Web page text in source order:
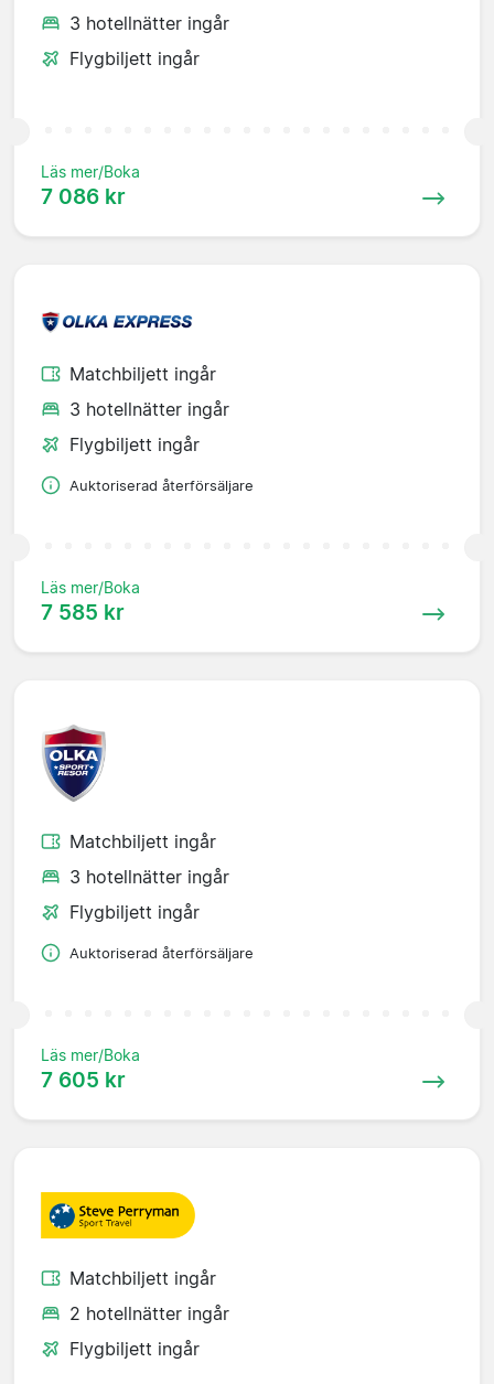
3 hotellnätter ingår
Flygbiljett ingår
Läs mer/Boka
7 086 kr
Matchbiljett ingår
3 hotellnätter ingår
Flygbiljett ingår
Auktoriserad återförsäljare
Läs mer/Boka
7 585 kr
Matchbiljett ingår
3 hotellnätter ingår
Flygbiljett ingår
Auktoriserad återförsäljare
Läs mer/Boka
7 605 kr
Matchbiljett ingår
2 hotellnätter ingår
Flygbiljett ingår